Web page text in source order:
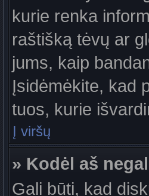
kurie renka
raštišką tėvų ar
jums, kaip
Įsidėmėkite, kad
tuos, kurie
Į viršų
» Kodėl aš
Gali būti, kad